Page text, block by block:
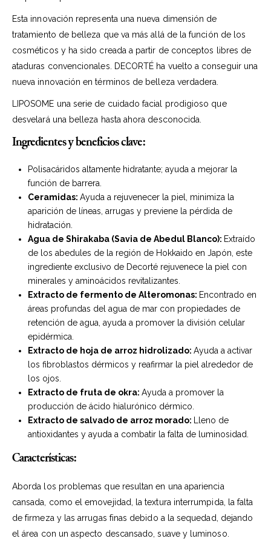
Esta innovación representa una nueva dimensión de
tratamiento de belleza que va más allá de la función de los
cosméticos y ha sido creada a partir de conceptos libres de
ataduras convencionales. DECORTÉ ha vuelto a conseguir una
nueva innovación en términos de belleza verdadera.
LIPOSOME una serie de cuidado facial prodigioso que
desvelará una belleza hasta ahora desconocida.
Ingredientes y beneficios clave:
Polisacáridos altamente hidratante; ayuda a mejorar la
función de barrera.
Ceramidas: Ayuda a rejuvenecer la piel, minimiza la
aparición de líneas, arrugas y previene la pérdida de
hidratación.
Agua de Shirakaba (Savia de Abedul Blanco): Extraído
de los abedules de la región de Hokkaido en Japón, este
ingrediente exclusivo de Decorté rejuvenece la piel con
minerales y aminoácidos revitalizantes.
Extracto de fermento de Alteromonas: Encontrado en
áreas profundas del agua de mar con propiedades de
retención de agua, ayuda a promover la división celular
epidérmica.
Extracto de hoja de arroz hidrolizado: Ayuda a activar
los fibroblastos dérmicos y reafirmar la piel alrededor de
los ojos.
Extracto de fruta de okra: Ayuda a promover la
producción de ácido hialurónico dérmico.
Extracto de salvado de arroz morado:
Lleno de
antioxidantes y ayuda a combatir la falta de luminosidad.
Características:
Aborda los problemas que resultan en una apariencia
cansada, como el emovejidad, la textura interrumpida, la falta
de firmeza y las arrugas finas debido a la sequedad, dejando
el área con un aspecto descansado, suave y luminoso.